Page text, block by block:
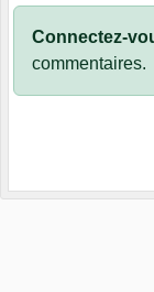
Connectez-
commentaires.